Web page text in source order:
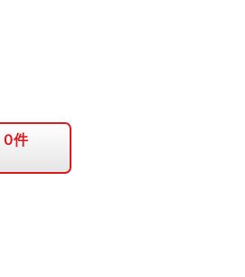
0件